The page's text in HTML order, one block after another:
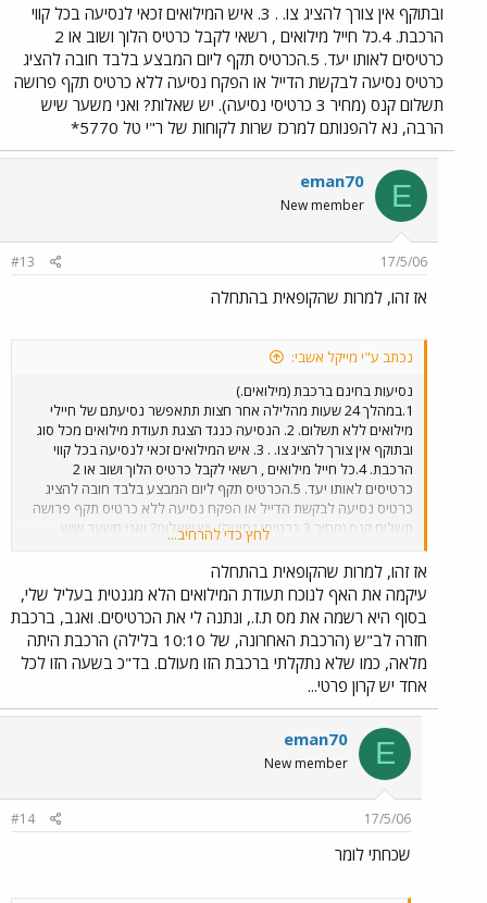
ובתוקף אין צורך להציג צו. . 3. איש המילואים זכאי לנסיעה בכל קווי
הרכבת. 4.כל חייל מילואים , רשאי לקבל כרטיס הלוך ושוב או 2
כרטיסים לאותו יעד. 5.הכרטיס תקף ליום המבצע בלבד חובה להציג
כרטיס נסיעה לבקשת הדייל או הפקח נסיעה ללא כרטיס תקף פרושה
תשלום קנס (מחיר 3 כרטיסי נסיעה). יש שאלות? ואני משער שיש
הרבה, נא להפנותם למרכז שרות לקוחות של ר"י טל 5770*
E
eman70
New member
17/5/06
#13
אז זהו, למרות שהקופאית בהתחלה
נכתב ע"י מייקל אשבי:
נסיעות בחינם ברכבת (מילואים.)
1.במהלך 24 שעות מהלילה אחר חצות תתאפשר נסיעתם של חיילי
מילואים ללא תשלום. 2. הנסיעה כנגד הצגת תעודת מילואים מכל סוג
ובתוקף אין צורך להציג צו. . 3. איש המילואים זכאי לנסיעה בכל קווי
הרכבת. 4.כל חייל מילואים , רשאי לקבל כרטיס הלוך ושוב או 2
כרטיסים לאותו יעד. 5.הכרטיס תקף ליום המבצע בלבד חובה להציג
כרטיס נסיעה לבקשת הדייל או הפקח נסיעה ללא כרטיס תקף פרושה
תשלום קנס (מחיר 3 כרטיסי נסיעה). יש שאלות? ואני משער שיש
הרבה, נא להפנותם למרכז שרות לקוחות של ר"י טל 5770*
לחץ כדי להרחיב...
אז זהו, למרות שהקופאית בהתחלה
עיקמה את האף לנוכח תעודת המילואים הלא מגנטית בעליל שלי,
בסוף היא רשמה את מס ת.ז., ונתנה לי את הכרטיסים. ואגב, ברכבת
חזרה לב"ש (הרכבת האחרונה, של 10:10 בלילה) הרכבת היתה
מלאה, כמו שלא נתקלתי ברכבת הזו מעולם. בד"כ בשעה הזו לכל
אחד יש קרון פרטי...
E
eman70
New member
17/5/06
#14
שכחתי לומר